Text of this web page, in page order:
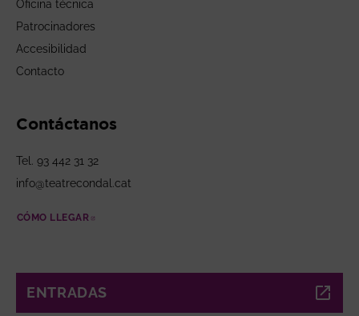
Oficina técnica
Patrocinadores
Accesibilidad
Contacto
Contáctanos
Tel. 93 442 31 32
info@teatrecondal.cat
CÓMO LLEGAR
ENTRADAS